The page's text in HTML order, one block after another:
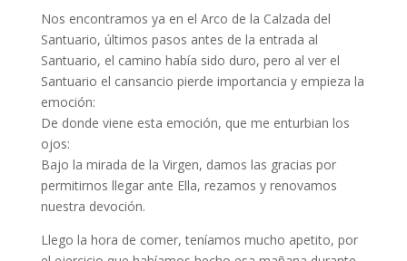
Nos encontramos ya en el Arco de la Calzada del
Santuario, últimos pasos antes de la entrada al
Santuario, el camino había sido duro, pero al ver el
Santuario el cansancio pierde importancia y empieza la
emoción:
De donde viene esta emoción, que me enturbian los
ojos:
Bajo la mirada de la Virgen, damos las gracias por
permitirnos llegar ante Ella, rezamos y renovamos
nuestra devoción.
Llego la hora de comer, teníamos mucho apetito, por